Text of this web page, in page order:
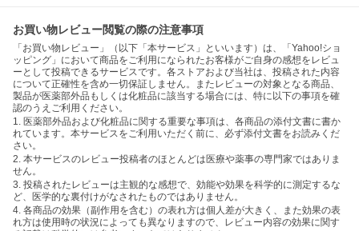
お買い物レビュー閲覧の際の注意事項
「お買い物レビュー」（以下「本サービス」といいます）は、「Yahoo!ショ
ッピング」において商品をご利用になられたお客様がご自身の感想をレビュ
ーとして投稿できるサービスです。各ストアおよび当社は、投稿された内容
について正確性を含め一切保証しません。またレビューの対象となる商品、
製品が医薬部外品もしくは化粧品に該当する場合には、特に以下の事項を確
認のうえご利用ください。
1. 医薬部外品および化粧品に関する重要な事項は、各商品の添付文書に書か
れています。本サービスをご利用いただく前に、必ず添付文書をお読みくだ
さい。
2. 本サービスのレビュー投稿者のほとんどは医療や薬事の専門家ではありま
せん。
3. 投稿されたレビューは主観的な感想で、効能や効果を科学的に測定するな
ど、医学的な裏付けがなされたものではありません。
4. 各商品の効果（副作用を含む）の表れ方は個人差が大きく、また効果の表
れ方は使用時の状況によっても異なりますので、レビュー内容の効果に関す